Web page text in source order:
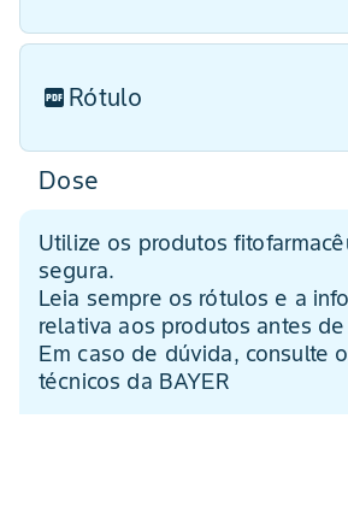
Rótulo
Dose
Utilize os produtos
segura.
Leia sempre os rótulos e a
relativa aos produtos antes
Em caso de dúvida, consulte
técnicos da BAYER